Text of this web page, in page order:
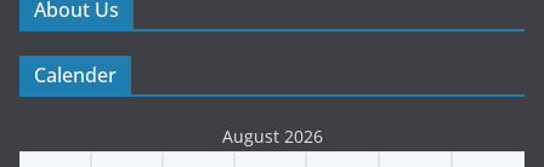
About Us
Calender
August 2026